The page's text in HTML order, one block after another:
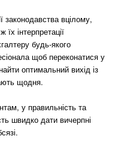
законодавства вцілому,
інтерпретації
будь-якого
щоб переконатися у
оптимальний вихід із
щодня.
у правильність та
швидко дати вичерпні